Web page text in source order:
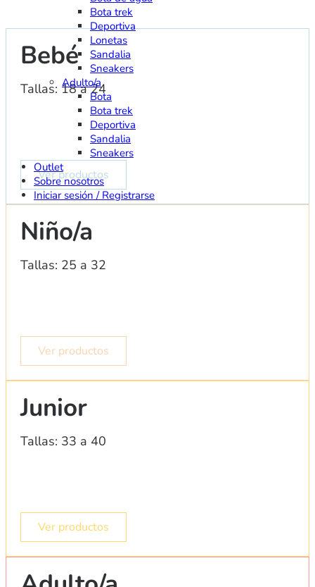
Bebé
Tallas: 18 a 24
Ver productos
Niño/a
Tallas: 25 a 32
Ver productos
Junior
Tallas: 33 a 40
Ver productos
Bota trek
Deportiva
Lonetas
Sandalia
Sneakers
Adulto/a
Bota
Bota trek
Deportiva
Sandalia
Sneakers
Outlet
Sobre nosotros
Iniciar sesión / Registrarse